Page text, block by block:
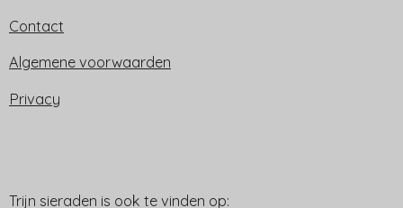
Contact
Algemene voorwaarden
Privacy
Trijn sieraden is ook te vinden op: